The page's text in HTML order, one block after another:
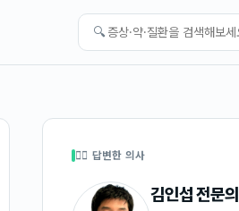
🔍
👩‍⚕️ 답변한 의사
김인섭전문의